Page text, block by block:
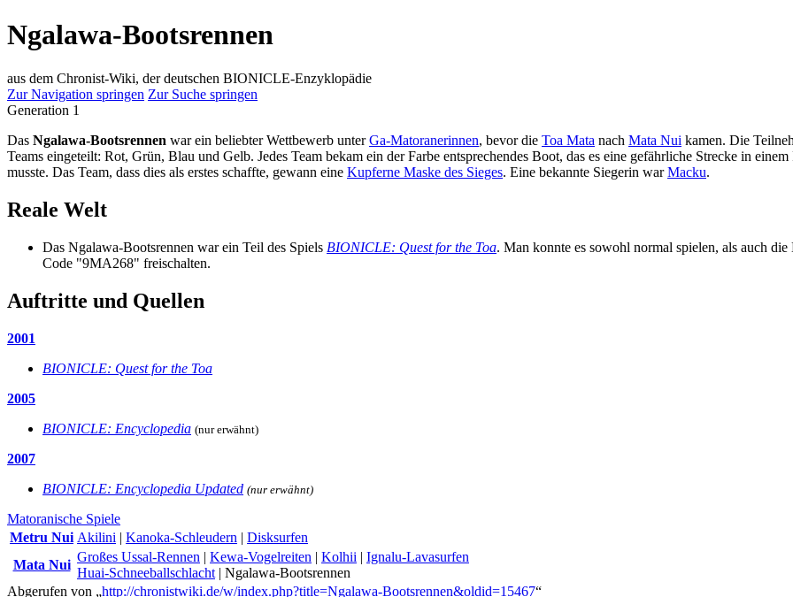
Ngalawa-Bootsrennen
aus dem Chronist-Wiki, der deutschen BIONICLE-Enzyklopädie
Zur Navigation springen Zur Suche springen
Generation 1
Das Ngalawa-Bootsrennen war ein beliebter Wettbewerb unterGa-Matoranerinnen, bevor die Toa Mata nach Mata Nui kamen. Die
Teams eingeteilt: Rot, Grün, Blau und Gelb. Jedes Team bekam ein der Farbe entsprechendes Boot, das es eine gefährliche Strecke in einem
musste. Das Team, dass dies als erstes schaffte, gewann eine Kupferne Maske des Sieges. Eine bekannte Siegerin warMacku.
Reale Welt
Das Ngalawa-Bootsrennen war ein Teil des Spiels BIONICLE: Quest for the Toa. Man konnte es sowohl normal spielen, als auch
Code "9MA268" freischalten.
Auftritte und Quellen
2001
BIONICLE: Quest for the Toa
2005
BIONICLE: Encyclopedia (nur erwähnt)
2007
BIONICLE: Encyclopedia Updated (nur erwähnt)
Matoranische Spiele
Metru Nui Akilini | Kanoka-Schleudern | Disksurfen
Mata Nui
Großes Ussal-Rennen | Kewa-Vogelreiten | Kolhii | Ignalu-Lavasurfen
Huai-Schneeballschlacht | Ngalawa-Bootsrennen
Abgerufen von „http://chronistwiki.de/w/index.php?title=Ngalawa-Bootsrennen&oldid=15467“